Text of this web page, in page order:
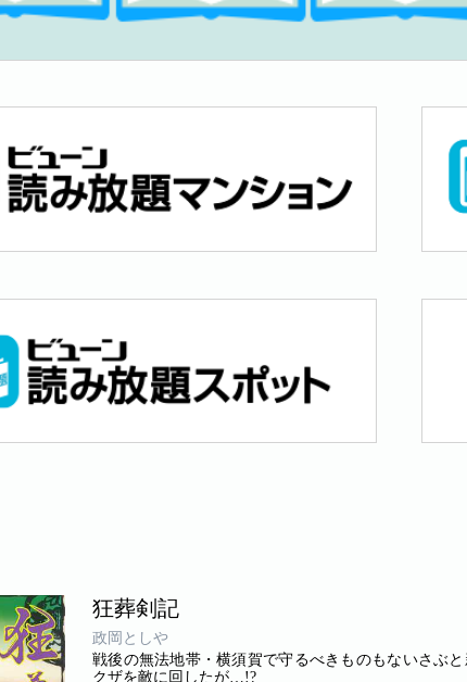
狂葬剣記
政岡としや
戦後の無法地帯・横須賀で守るべきものもないさぶ
クザを敵に回したが…!?